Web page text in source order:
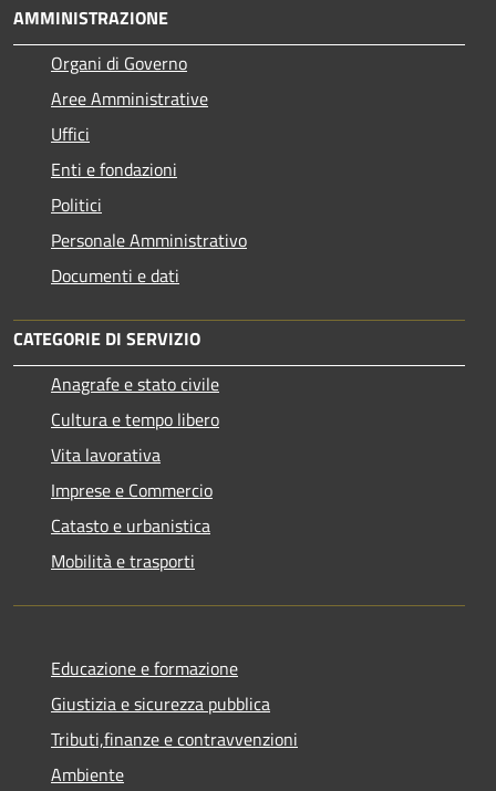
AMMINISTRAZIONE
Organi di Governo
Aree Amministrative
Uffici
Enti e fondazioni
Politici
Personale Amministrativo
Documenti e dati
CATEGORIE DI SERVIZIO
Anagrafe e stato civile
Cultura e tempo libero
Vita lavorativa
Imprese e Commercio
Catasto e urbanistica
Mobilità e trasporti
Educazione e formazione
Giustizia e sicurezza pubblica
Tributi,finanze e contravvenzioni
Ambiente